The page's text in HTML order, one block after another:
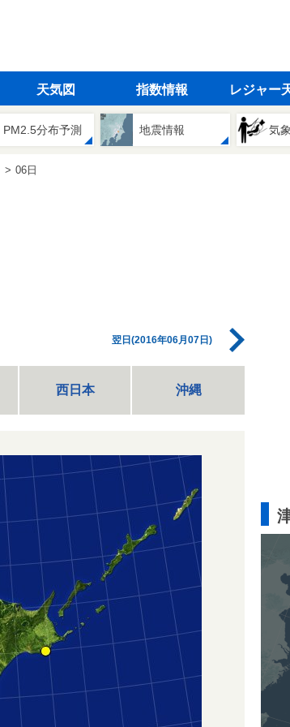
天気図 指数情報 レジャー
PM2.5分布予測 地震情報 気
06日
翌日(2016年06月07日)
西日本 沖縄